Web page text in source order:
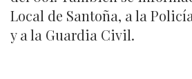
Local de Santoña, a la
y a la Guardia Civil.